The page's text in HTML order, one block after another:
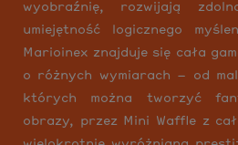
wyobraźnię, rozwijają
umiejętność logicznego
Marioinex znajduje się cała
o różnych wymiarach – od
których można tworzyć
obrazy, przez Mini Waffle z